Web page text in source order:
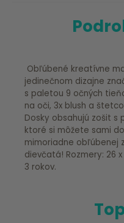
Obľúbené kreatívne
jedinečnom dizajne
s paletou 9 očných
na oči, 3x blush a
Dosky obsahujú zošit s
ktoré si môžete sami
mimoriadne obľúbenej
dievčatá! Rozmery: 26
3 rokov.